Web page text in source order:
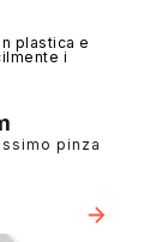
plastica e
i
pinza